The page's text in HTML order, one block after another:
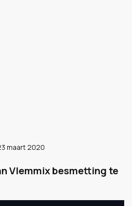
maart 2020
Vlemmix besmetting te